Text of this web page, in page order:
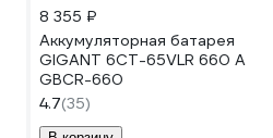
8 355 ₽
Аккумуляторная батарея
GIGANT 6СТ-65VLR 660 A
GBCR-660
4.7(35)